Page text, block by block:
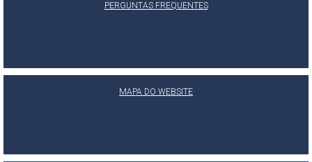
PERGUNTAS FREQUENTES
MAPA DO WEBSITE